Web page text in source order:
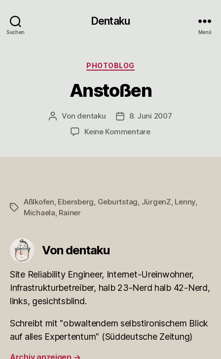
Suchen
Dentaku
Menü
Kategorien
PHOTOBLOG
Anstoßen
Beitragsautor
Von dentaku Veröffentlichungsdatum
8. Juni 2007
Keine Kommentarezu
Schlagwörter
Aßlkofen Ebersberg Geburtstag JürgenZ Lenny
Michaela Rainer
Von dentaku
Site Reliability Engineer, Internet-Ureinwohner,
Infrastrukturbetreiber, halb 23-Nerd halb 42-Nerd,
links, gesichtsblind.
Schreibt mit "obwaltendem selbstironischem Blick
auf alles Expertentum" (Süddeutsche Zeitung)
Archiv anzeigen →